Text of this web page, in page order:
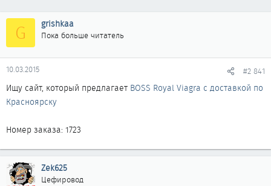
е
м
ы
а
ч
л
G grishkaa
Пока больше читатель
10.03.2015 #2 841
Ищу сайт, который предлагает BOSS Royal Viagra с доставкой по
Красноярску
Номер заказа: 1723
Zek625
Цефировод